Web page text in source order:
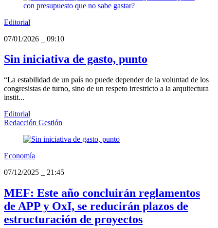
Editorial
07/01/2026
09:10
Sin iniciativa de gasto, punto
“La estabilidad de un país no puede depender de la voluntad de los
congresistas de turno, sino de un respeto irrestricto a la arquitectura
instit...
Editorial
Redacción Gestión
Economía
07/12/2025
21:45
MEF: Este año concluirán reglamentos
de APP y OxI, se reducirán plazos de
estructuración de proyectos